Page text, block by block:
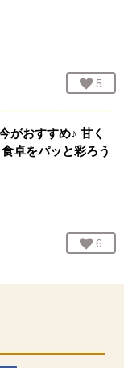
お気
5
がおすすめ♪ 甘く
卓をパッと彩ろう
お気
6